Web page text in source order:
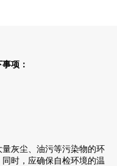
：
尘、油污等污染物的环
同时，应确保自检环境的温